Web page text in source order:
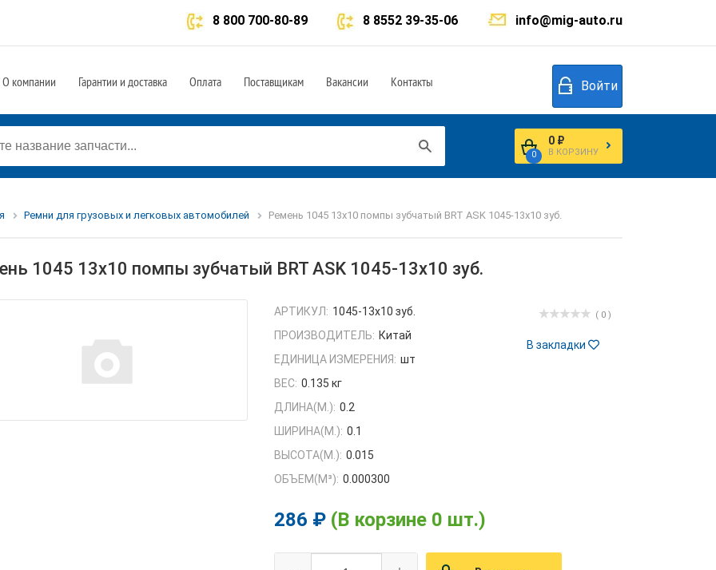
info@mig-auto.ru
8 8552 39-35-06
8 800 700-80-89
О компании Гарантии и доставка Оплата Поставщикам Вакансии Контакты Войти
0
0 ₽
В КОРЗИНУ
Ремни для грузовых и легковых автомобилей Ремень 1045 13х10 помпы зубчатый BRT ASK 1045-13x10 зуб.
1045 13х10 помпы зубчатый BRT ASK 1045-13x10 зуб.
( 0 )
В закладки
АРТИКУЛ: 1045-13x10 зуб.
ПРОИЗВОДИТЕЛЬ: Китай
ЕДИНИЦА ИЗМЕРЕНИЯ: шт
ВЕС: 0.135 кг
ДЛИНА(М.): 0.2
ШИРИНА(М.): 0.1
ВЫСОТА(М.): 0.015
ОБЪЕМ(M³): 0.000300
286 ₽ (В корзине 0 шт.)